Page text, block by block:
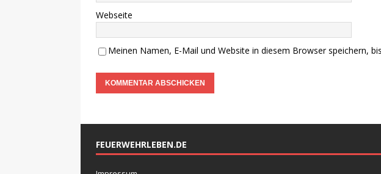
Webseite
Meinen Namen, E-Mail und Website in diesem Browser speichern,
FEUERWEHRLEBEN.DE